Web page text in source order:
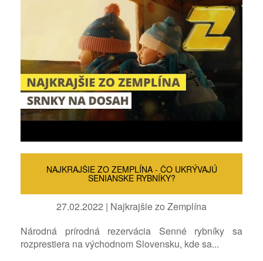
NAJKRAJŠIE ZO ZEMPLÍNA - ČO UKRÝVAJÚ
SENIANSKE RYBNÍKY?
27.02.2022 | Najkrajšie zo Zemplína
Národná prírodná rezervácia Senné rybníky sa
rozprestiera na východnom Slovensku, kde sa...